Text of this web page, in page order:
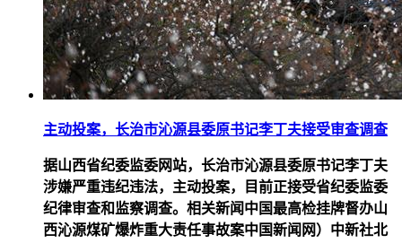
主动投案，长治市沁源县委原书记李丁夫接受审查调查
据山西省纪委监委网站，长治市沁源县委原书记李丁夫
涉嫌严重违纪违法，主动投案，目前正接受省纪委监委
纪律审查和监察调查。相关新闻中国最高检挂牌督办山
西沁源煤矿爆炸重大责任事故案中国新闻网）中新社北